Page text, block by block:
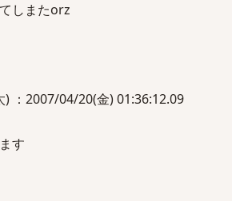
しまたorz
) ：2007/04/20(金) 01:36:12.09
す